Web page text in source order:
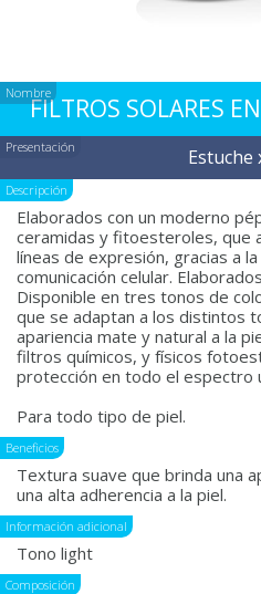
Nombre
FILTROS SOLARES
Presentación Estuche
Descripción
Elaborados con un moderno
ceramidas y fitoesteroles, que
líneas de expresión, gracias a
comunicación celular.
Disponible en tres tonos de
que se adaptan a los distintos
apariencia mate y natural a la
filtros químicos, y físicos
protección en todo el espectro
Para todo tipo de piel.
Beneficios
Textura suave que brinda una
una alta adherencia a la piel.
Información adicional
Tono light
Composición